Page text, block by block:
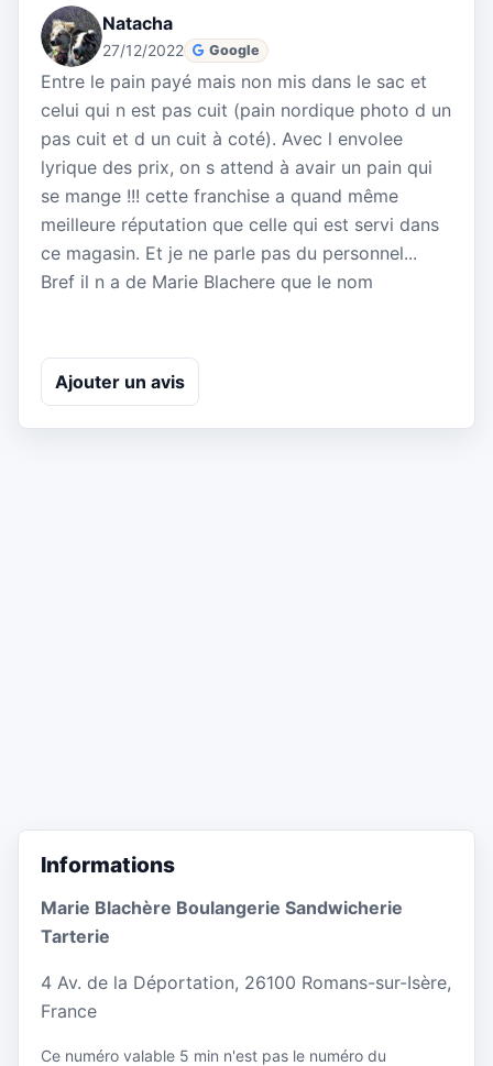
Natacha
27/12/2022 Google
Entre le pain payé mais non mis dans le sac et
celui qui n est pas cuit (pain nordique photo d un
pas cuit et d un cuit à coté). Avec l envolee
lyrique des prix, on s attend à avair un pain qui
se mange !!! cette franchise a quand même
meilleure réputation que celle qui est servi dans
ce magasin. Et je ne parle pas du personnel...
Bref il n a de Marie Blachere que le nom
Ajouter un avis
Informations
Marie Blachère Boulangerie Sandwicherie
Tarterie
4 Av. de la Déportation, 26100 Romans-sur-Isère,
France
Ce numéro valable 5 min n'est pas le numéro du